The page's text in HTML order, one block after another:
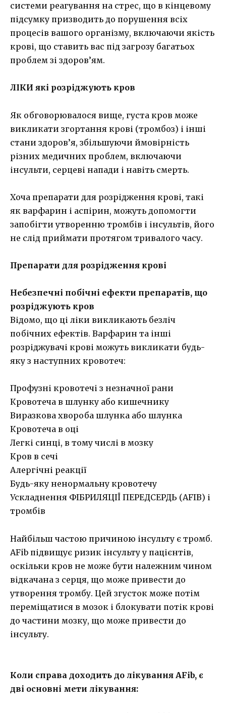
системи реагування на стрес, що в кінцевому
підсумку призводить до порушення всіх
процесів вашого організму, включаючи якість
крові, що ставить вас під загрозу багатьох
проблем зі здоров’ям.
ЛІКИ які розріджують кров
Як обговорювалося вище, густа кров може
викликати згортання крові (тромбоз) і інші
стани здоров’я, збільшуючи ймовірність
різних медичних проблем, включаючи
інсульти, серцеві напади і навіть смерть.
Хоча препарати для розрідження крові, такі
як варфарин і аспірин, можуть допомогти
запобігти утворенню тромбів і інсультів, його
не слід приймати протягом тривалого часу.
Препарати для розрідження крові
Небезпечні побічні ефекти препаратів, що
розріджують кров
Відомо, що ці ліки викликають безліч
побічних ефектів. Варфарин та інші
розріджувачі крові можуть викликати будь-
яку з наступних кровотеч:
Профузні кровотечі з незначної рани
Кровотеча в шлунку або кишечнику
Виразкова хвороба шлунка або шлунка
Кровотеча в оці
Легкі синці, в тому числі в мозку
Кров в сечі
Алергічні реакції
Будь-яку ненормальну кровотечу
Ускладнення ФІБРИЛЯЦІЇ ПЕРЕДСЕРДЬ (AFIB) і
тромбів
Найбільш частою причиною інсульту є тромб.
AFib підвищує ризик інсульту у пацієнтів,
оскільки кров не може бути належним чином
відкачана з серця, що може привести до
утворення тромбу. Цей згусток може потім
переміщатися в мозок і блокувати потік крові
до частини мозку, що може привести до
інсульту.
Коли справа доходить до лікування AFib, є
дві основні мети лікування: